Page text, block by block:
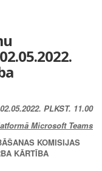
02.05.2022. PLKST. 11.00
Microsoft Teams
KOMISIJAS
KĀRTĪBA